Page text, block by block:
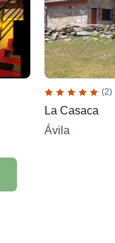
(2)
La Casaca
Ávila